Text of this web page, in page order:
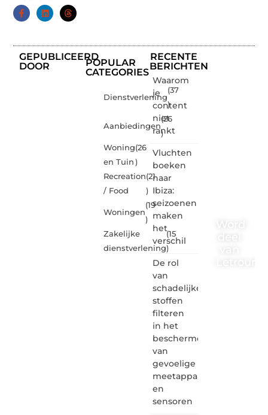
GEPUBLICEERD
DOOR
POPULAR
CATEGORIES
Dienstverlening
(37
)
Aanbiedingen
(26
)
Woning
en Tuin
(26
)
Recreation
/ Food
(21
)
Woningen
(19
)
Zakelijke
dienstverlening
(15
)
RECENTE
BERICHTEN
Waarom
je
content
niet
rankt
Vluchten
boeken
naar
Ibiza:
seizoenen
maken
het
verschil
De rol
van
schadelijke
stoffen
filteren
in het
beschermen
van
gevoelige
meetapparatuur
en
sensoren